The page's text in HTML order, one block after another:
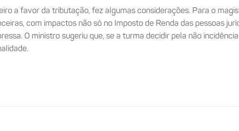
a favor da tributação, fez algumas considerações. Para o
com impactos não só no Imposto de Renda das pessoas
O ministro sugeriu que, se a turma decidir pela não